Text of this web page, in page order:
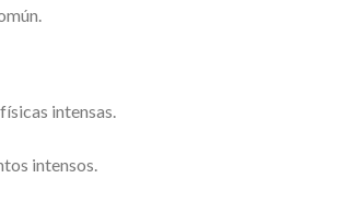
intensas.
intensos.